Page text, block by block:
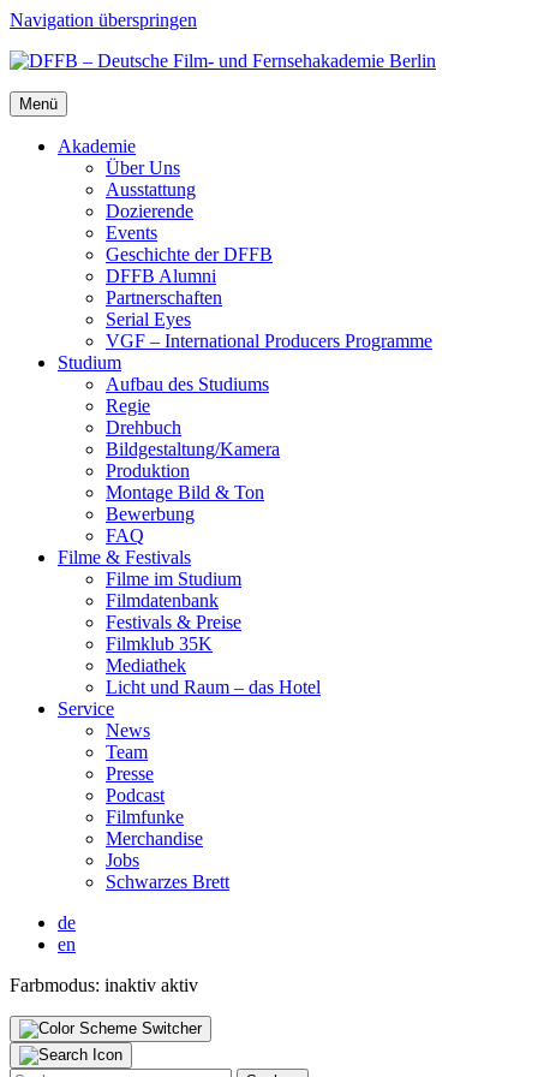
Navigation überspringen
Menü
Aka­de­mie
Über Uns
Aus­stat­tung
Dozie­ren­de
Events
Geschich­te der DFFB
DFFB Alum­ni
Part­ner­schaf­ten
Seri­al Eyes
VGF – Inter­na­tio­nal Pro­du­cers Pro­gram­me
Stu­di­um
Auf­bau des Stu­di­ums
Regie
Dreh­buch
Bildgestaltung/​​Kamera
Pro­duk­ti­on
Mon­ta­ge Bild & Ton
Bewer­bung
FAQ
Fil­me & Fes­ti­vals
Fil­me im Stu­di­um
Film­da­ten­bank
Fes­ti­vals & Prei­se
Film­klub 35K
Media­thek
Licht und Raum – das Hotel
Ser­vice
News
Team
Pres­se
Pod­cast
Film­fun­ke
Mer­chan­di­se
Jobs
Schwar­zes Brett
de
en
Farbmodus: inaktiv aktiv